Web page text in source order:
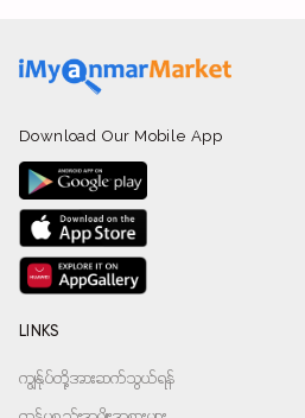
Download Our Mobile App
LINKS
ကျွန်ုပ်တို့အားဆက်သွယ်ရန်